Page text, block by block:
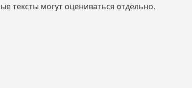
тексты могут оцениваться отдельно.